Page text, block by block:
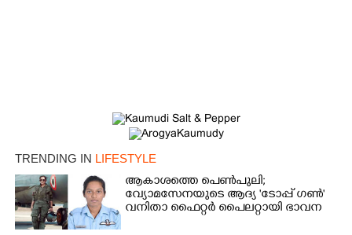
TRENDING IN LIFESTYLE
ആകാശത്തെ പെൺപുലി;
വ്യോമസേനയുടെ ആദ്യ 'ടോപ്പ് ഗൺ'
വനിതാ ഫൈറ്റർ പൈലറ്റായി ഭാവന
Share this link